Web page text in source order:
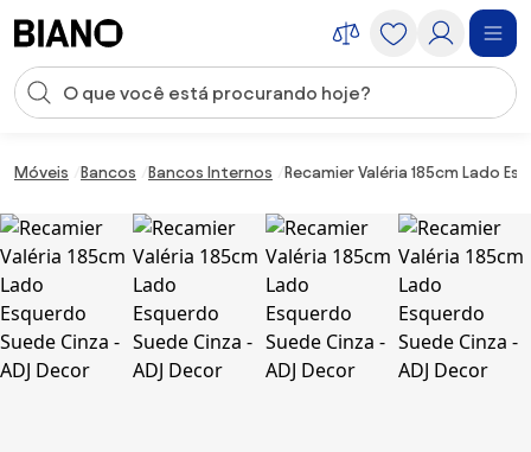
Entrada de pesquisa
Móveis Bancos Bancos Internos Recamier Valéria 185cm Lado